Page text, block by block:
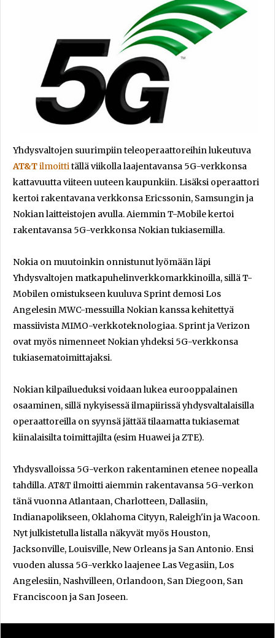
Yhdysvaltojen suurimpiin teleoperaattoreihin lukeutuva
AT&Tilmoitti tällä viikolla laajentavansa 5G-verkkonsa
kattavuutta viiteen uuteen kaupunkiin. Lisäksi operaattori
kertoi rakentavana verkkonsa Ericssonin, Samsungin ja
Nokian laitteistojen avulla. Aiemmin T-Mobile kertoi
rakentavansa 5G-verkkonsa Nokian tukiasemilla.
Nokia on muutoinkin onnistunut lyömään läpi
Yhdysvaltojen matkapuhelinverkkomarkkinoilla, sillä T-
Mobilen omistukseen kuuluva Sprint demosi Los
Angelesin MWC-messuilla Nokian kanssa kehitettyä
massiivista MIMO-verkkoteknologiaa. Sprint ja Verizon
ovat myös nimenneet Nokian yhdeksi 5G-verkkonsa
tukiasematoimittajaksi.
Nokian kilpailueduksi voidaan lukea eurooppalainen
osaaminen, sillä nykyisessä ilmapiirissä yhdysvaltalaisilla
operaattoreilla on syynsä jättää tilaamatta tukiasemat
kiinalaisilta toimittajilta (esim Huawei ja ZTE).
Yhdysvalloissa 5G-verkon rakentaminen etenee nopealla
tahdilla. AT&T ilmoitti aiemmin rakentavansa 5G-verkon
tänä vuonna Atlantaan, Charlotteen, Dallasiin,
Indianapolikseen, Oklahoma Cityyn, Raleigh'in ja Wacoon.
Nyt julkistetulla listalla näkyvät myös Houston,
Jacksonville, Louisville, New Orleans ja San Antonio. Ensi
vuoden alussa 5G-verkko laajenee Las Vegasiin, Los
Angelesiin, Nashvilleen, Orlandoon, San Diegoon, San
Franciscoon ja San Joseen.